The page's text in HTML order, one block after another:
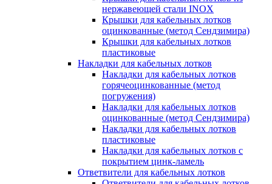
нержавеющей стали INOX
Крышки для кабельных лотков
оцинкованные (метод Сендзимира)
Крышки для кабельных лотков
пластиковые
Накладки для кабельных лотков
Накладки для кабельных лотков
горячеоцинкованные (метод
погружения)
Накладки для кабельных лотков
оцинкованные (метод Сендзимира)
Накладки для кабельных лотков
пластиковые
Накладки для кабельных лотков с
покрытием цинк-ламель
Ответвители для кабельных лотков